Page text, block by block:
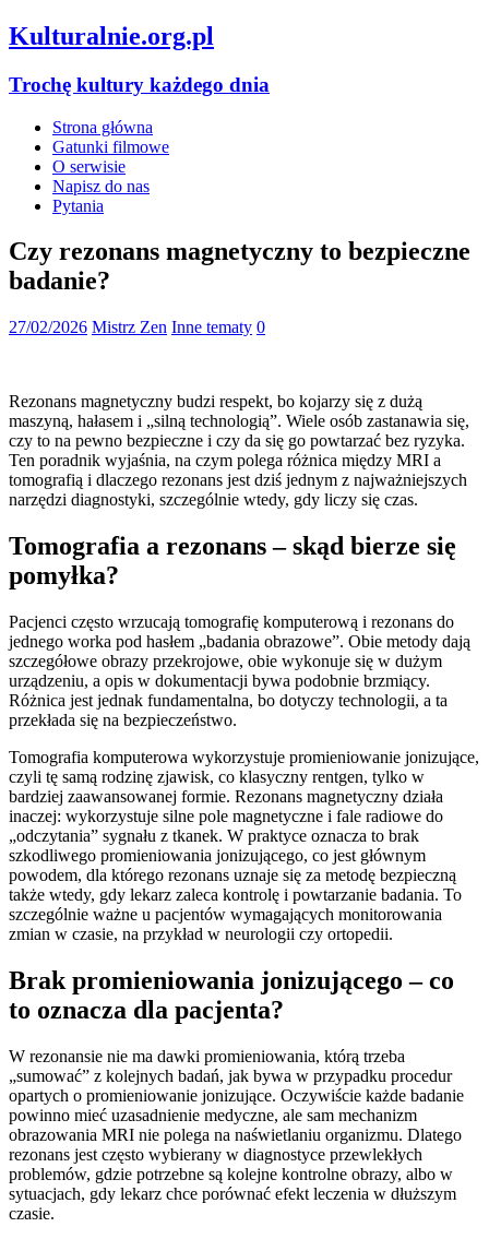
Kulturalnie.org.pl
Trochę kultury każdego dnia
Strona główna
Gatunki filmowe
O serwisie
Napisz do nas
Pytania
Czy rezonans magnetyczny to bezpieczne
badanie?
27/02/2026 Mistrz Zen Inne tematy 0
Rezonans magnetyczny budzi respekt, bo kojarzy się z dużą
maszyną, hałasem i „silną technologią”. Wiele osób zastanawia się,
czy to na pewno bezpieczne i czy da się go powtarzać bez ryzyka.
Ten poradnik wyjaśnia, na czym polega różnica między MRI a
tomografią i dlaczego rezonans jest dziś jednym z najważniejszych
narzędzi diagnostyki, szczególnie wtedy, gdy liczy się czas.
Tomografia a rezonans – skąd bierze się
pomyłka?
Pacjenci często wrzucają tomografię komputerową i rezonans do
jednego worka pod hasłem „badania obrazowe”. Obie metody dają
szczegółowe obrazy przekrojowe, obie wykonuje się w dużym
urządzeniu, a opis w dokumentacji bywa podobnie brzmiący.
Różnica jest jednak fundamentalna, bo dotyczy technologii, a ta
przekłada się na bezpieczeństwo.
Tomografia komputerowa wykorzystuje promieniowanie jonizujące,
czyli tę samą rodzinę zjawisk, co klasyczny rentgen, tylko w
bardziej zaawansowanej formie. Rezonans magnetyczny działa
inaczej: wykorzystuje silne pole magnetyczne i fale radiowe do
„odczytania” sygnału z tkanek. W praktyce oznacza to brak
szkodliwego promieniowania jonizującego, co jest głównym
powodem, dla którego rezonans uznaje się za metodę bezpieczną
także wtedy, gdy lekarz zaleca kontrolę i powtarzanie badania. To
szczególnie ważne u pacjentów wymagających monitorowania
zmian w czasie, na przykład w neurologii czy ortopedii.
Brak promieniowania jonizującego – co
to oznacza dla pacjenta?
W rezonansie nie ma dawki promieniowania, którą trzeba
„sumować” z kolejnych badań, jak bywa w przypadku procedur
opartych o promieniowanie jonizujące. Oczywiście każde badanie
powinno mieć uzasadnienie medyczne, ale sam mechanizm
obrazowania MRI nie polega na naświetlaniu organizmu. Dlatego
rezonans jest często wybierany w diagnostyce przewlekłych
problemów, gdzie potrzebne są kolejne kontrolne obrazy, albo w
sytuacjach, gdy lekarz chce porównać efekt leczenia w dłuższym
czasie.